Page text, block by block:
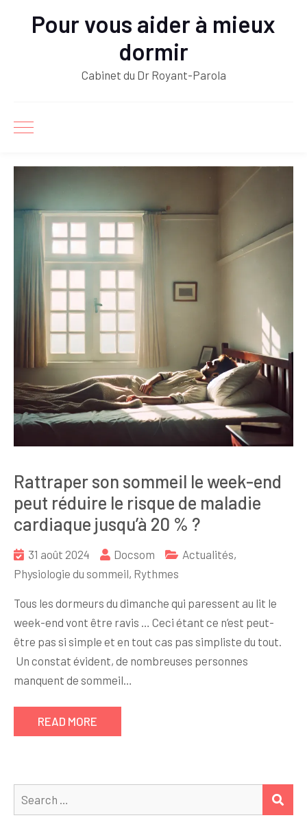
Pour vous aider à mieux
dormir
Cabinet du Dr Royant-Parola
Rattraper son sommeil le week-end
peut réduire le risque de maladie
cardiaque jusqu’à 20 % ?
31 août 2024 Docsom Actualités,
Physiologie du sommeil, Rythmes
Tous les dormeurs du dimanche qui paressent au lit le
week-end vont être ravis … Ceci étant ce n’est peut-
être pas si simple et en tout cas pas simpliste du tout.
Un constat évident, de nombreuses personnes
manquent de sommeil…
READ MORE
Search
for: